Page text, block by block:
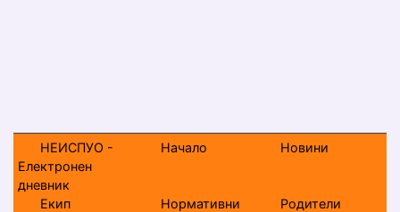
НЕИСПУО -
Електронен
дневник
Начало Новини
Екип
Нормативни
Родители